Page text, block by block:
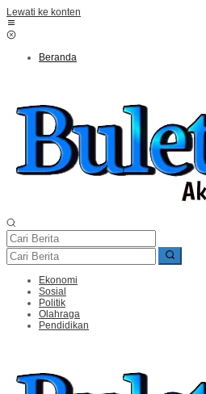
Lewati ke konten
Beranda
Ekonomi
Sosial
Politik
Olahraga
Pendidikan